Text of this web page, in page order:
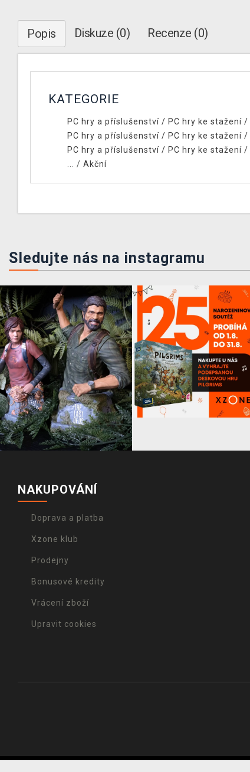
Popis Diskuze (0) Recenze (0)
KATEGORIE
PC hry a příslušenství/ PC hry ke stažení/
PC hry a příslušenství/ PC hry ke stažení/
PC hry a příslušenství/ PC hry ke stažení/
... / Akční
Sledujte nás na instagramu
NAKUPOVÁNÍ
Doprava a platba
Xzone klub
Prodejny
Bonusové kredity
Vrácení zboží
Upravit cookies